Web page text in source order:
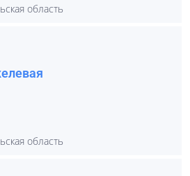
область
область